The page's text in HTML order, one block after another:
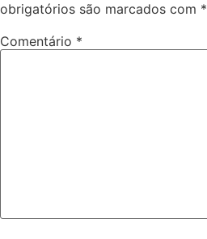
obrigatórios são marcados com *
Comentário *